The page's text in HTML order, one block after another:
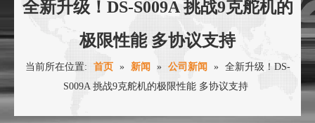
全新升级！DS-S009A 挑战9克舵机的
极限性能 多协议支持
当前所在位置: 首页 » 新闻 » 公司新闻 » 全新升级！DS-
S009A 挑战9克舵机的极限性能 多协议支持